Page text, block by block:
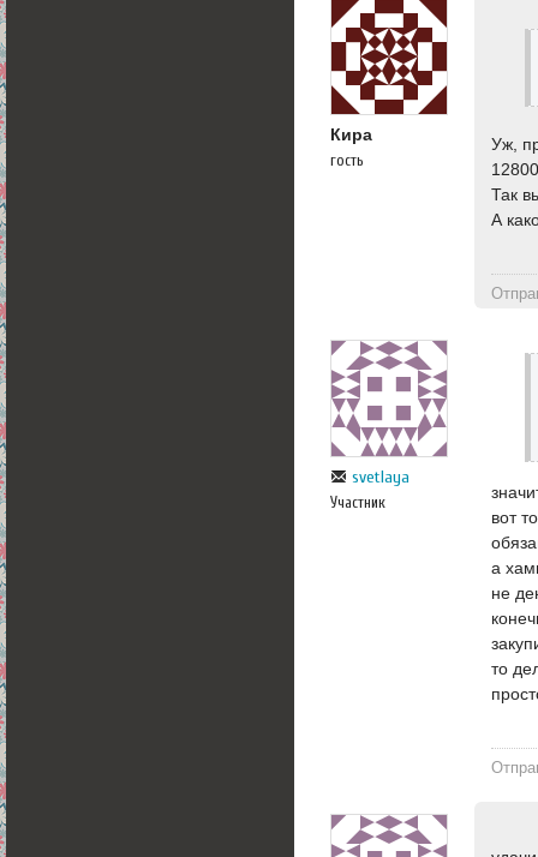
Кира
гость
Уж,
Так
А
svetlaya
Участник
вот
а
не
то